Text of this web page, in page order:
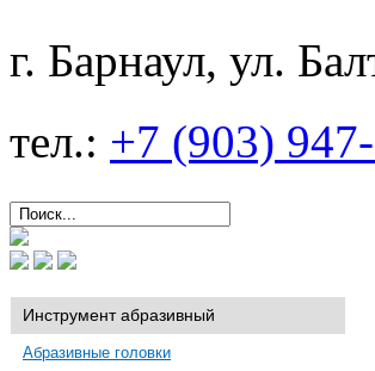
г. Барнаул, ул.
тел.: +7 (903)
Инструмент абразивный
Абразивные головки